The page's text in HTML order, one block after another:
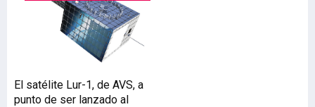
El satélite Lur-1, de AVS, a
punto de ser lanzado al